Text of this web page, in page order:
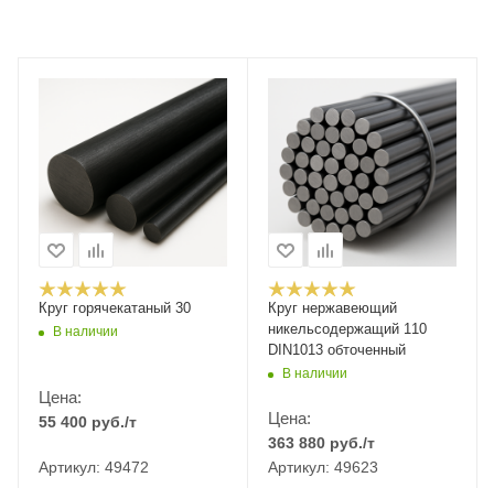
Круг горячекатаный 30
В наличии
Цена:
55 400 руб./т
Артикул: 49472
Круг нержавеющий
никельсодержащий 110
DIN1013 обточенный
В наличии
Цена:
363 880 руб./т
Артикул: 49623